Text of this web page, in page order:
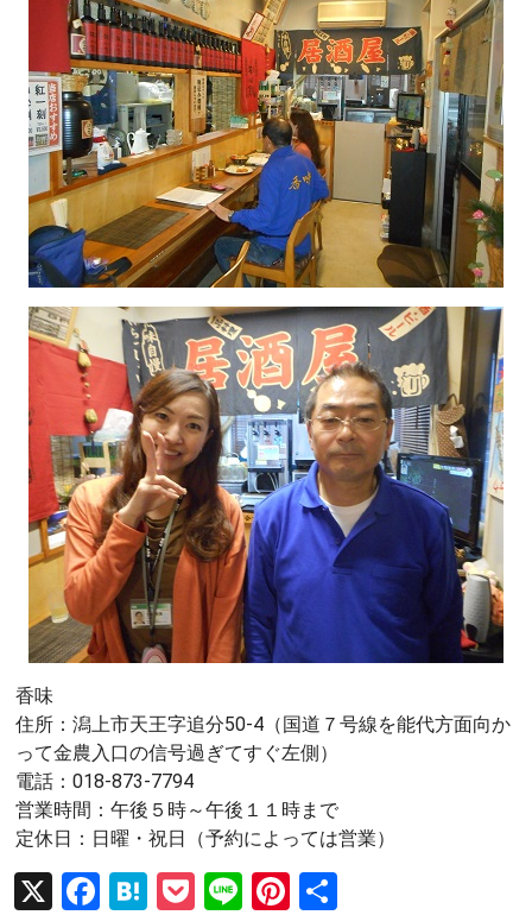
香味
住所：潟上市天王字追分50-4（国道７号線を能代方面向か
って金農入口の信号過ぎてすぐ左側）
電話：018-873-7794
営業時間：午後５時～午後１１時まで
定休日：日曜・祝日（予約によっては営業）
X
F
H
P
Li
Pi